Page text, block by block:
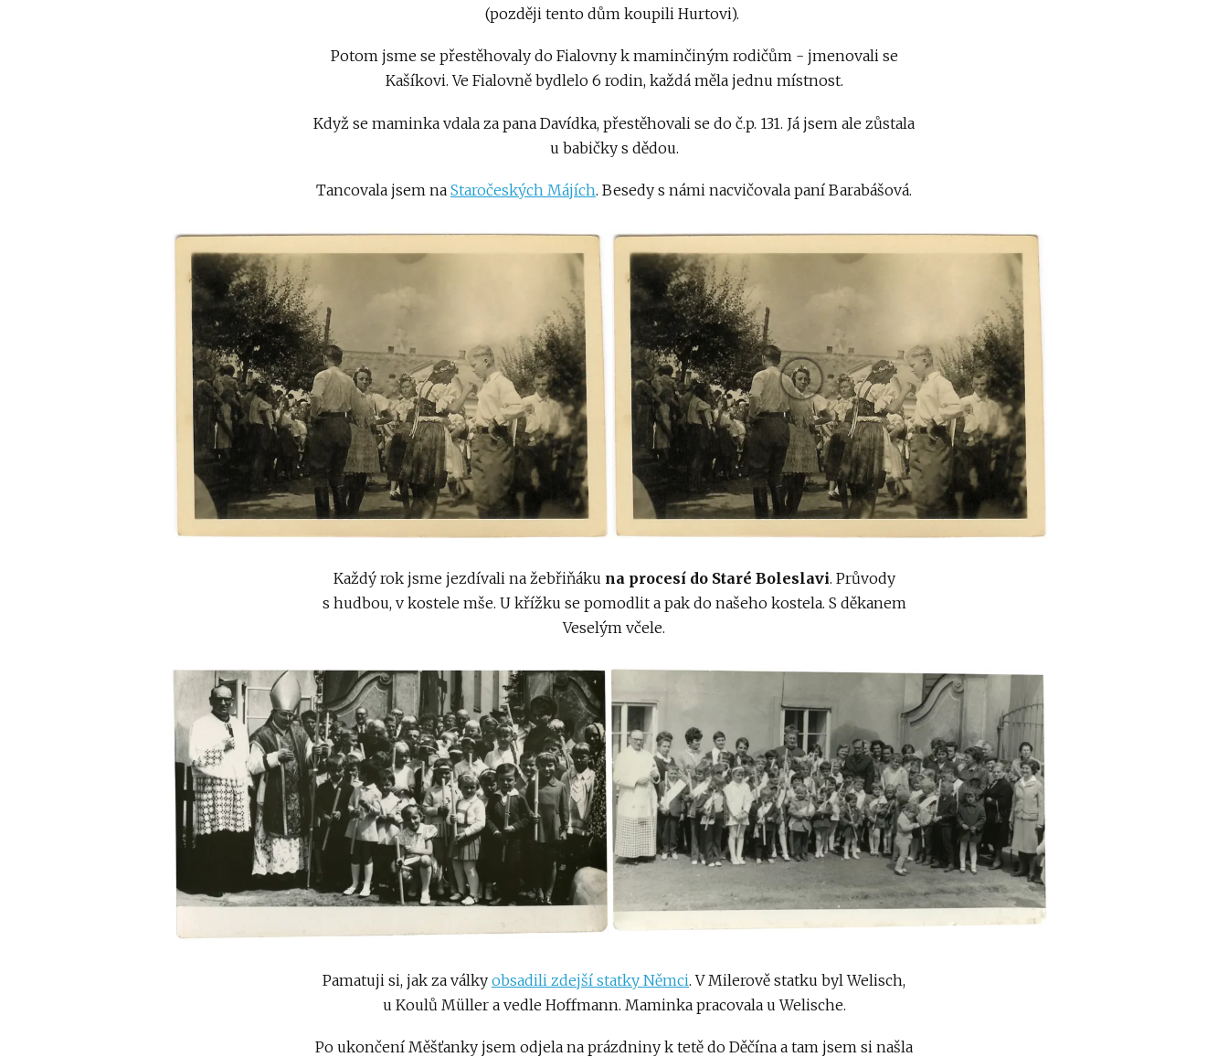
(později tento dům koupili Hurtovi).
Potom jsme se přestěhovaly do Fialovny k maminčiným rodičům - jmenovali se
Kašíkovi. Ve Fialovně bydlelo 6 rodin, každá měla jednu místnost.
Když se maminka vdala za pana Davídka, přestěhovali se do č.p. 131. Já jsem ale zůstala
u babičky s dědou.
Tancovala jsem na Staročeských Májích. Besedy s námi nacvičovala paní Barabášová.
Každý rok jsme jezdívali na žebřiňáku na procesí do Staré Boleslavi. Průvody
s hudbou, v kostele mše. U křížku se pomodlit a pak do našeho kostela. S děkanem
Veselým včele.
Pamatuji si, jak za války obsadili zdejší statky Němci. V Milerově statku byl Welisch,
u Koulů Müller a vedle Hoffmann. Maminka pracovala u Welische.
Po ukončení Měšťanky jsem odjela na prázdniny k tetě do Děčína a tam jsem si našla